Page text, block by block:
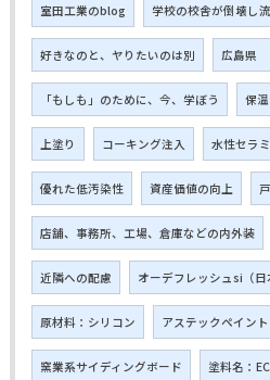
室田工業のblog 学校の校舎が倒壊し
好きなのと、ヤりたいのは別 広島県
「もしも」のために、今、学ぼう 保
上塗り コーキング注入 水性セラ
優れた低汚染性 資産価値の向上
店舗、事務所、工場、倉庫などの内外装
近隣への配慮 オーデフレッシュsi（日
原材料：シリコン アステックペイン
窯業系サイディングボード 塗料名：